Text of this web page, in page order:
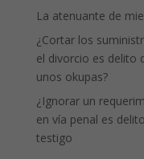
La atenuante de
¿Cortar los
el divorcio es delito
unos okupas?
¿Ignorar un
en vía penal es
testigo